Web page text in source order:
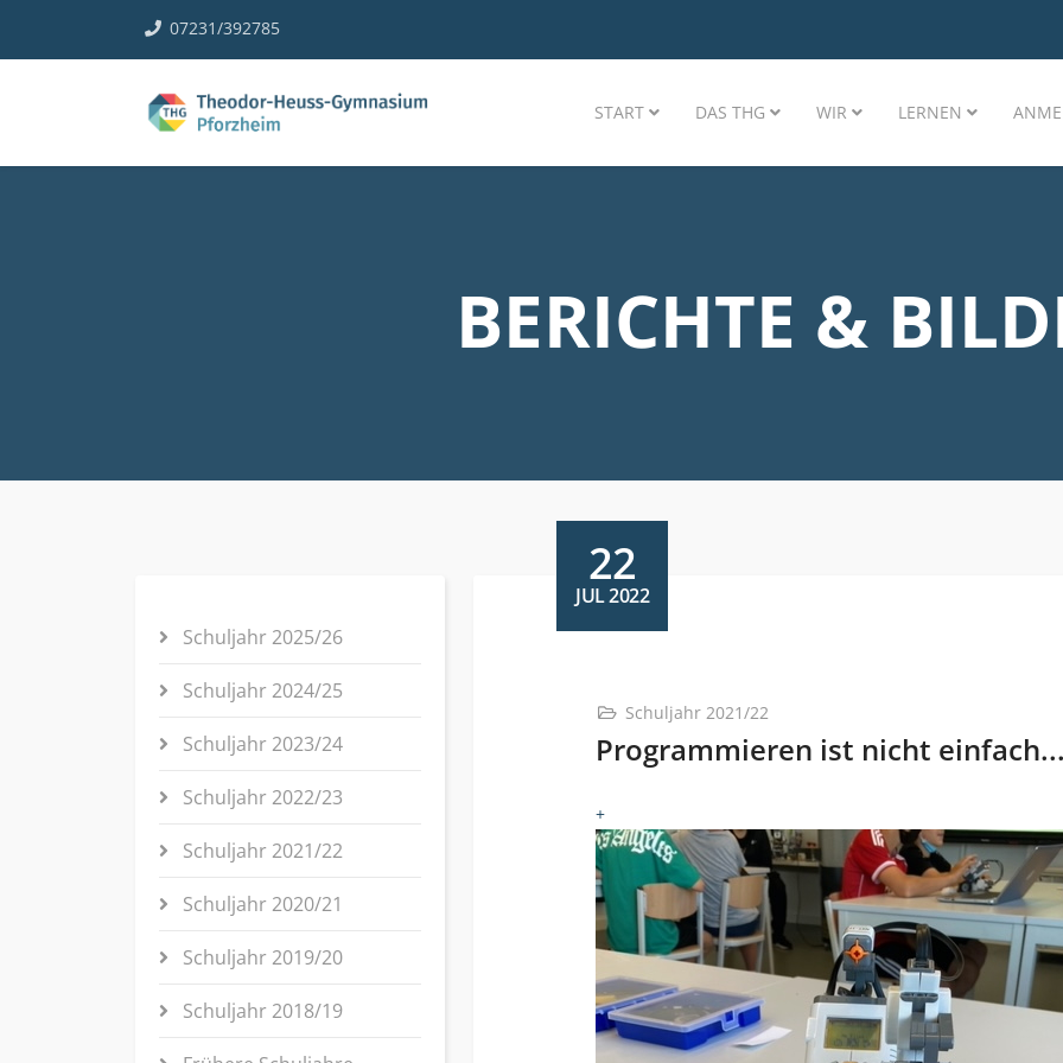
07231/392785
START DAS THG WIR LERNEN
BERICHTE &
Schuljahr 2025/26
Schuljahr 2024/25
Schuljahr 2023/24
Schuljahr 2022/23
Schuljahr 2021/22
Schuljahr 2020/21
Schuljahr 2019/20
Schuljahr 2018/19
22
JUL 2022
Schuljahr 2021/22
Programmieren ist nicht
+